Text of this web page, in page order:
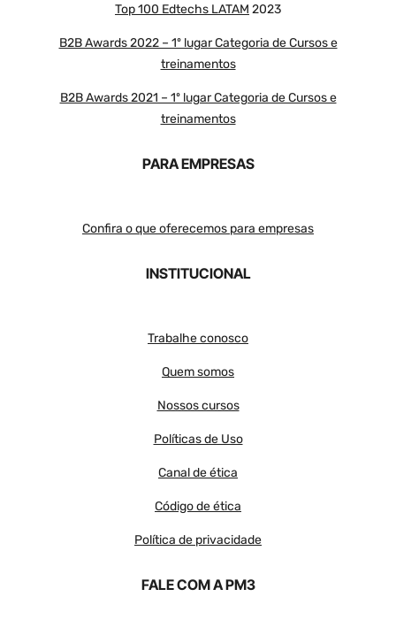
Top 100 Edtechs LATAM 2023
B2B Awards 2022 – 1º lugar Categoria de Cursos e
treinamentos
B2B Awards 2021 – 1º lugar Categoria de Cursos e
treinamentos
PARA EMPRESAS
Confira o que oferecemos para empresas
INSTITUCIONAL
Trabalhe conosco
Quem somos
Nossos cursos
Políticas de Uso
Canal de ética
Código de ética
Política de privacidade
FALE COM A PM3